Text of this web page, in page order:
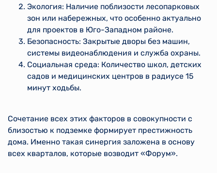
Экология: Наличие поблизости лесопарковых
зон или набережных, что особенно актуально
для проектов в Юго-Западном районе.
Безопасность: Закрытые дворы без машин,
системы видеонаблюдения и служба охраны.
Социальная среда: Количество школ, детских
садов и медицинских центров в радиусе 15
минут ходьбы.
Сочетание всех этих факторов в совокупности с
близостью к подземке формирует престижность
дома. Именно такая синергия заложена в основу
всех кварталов, которые возводит «Форум».